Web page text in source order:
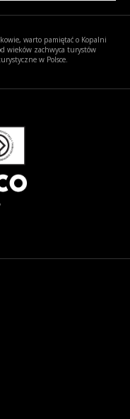
warto pamiętać o Kopalni
wieków zachwyca turystów
w Polsce.